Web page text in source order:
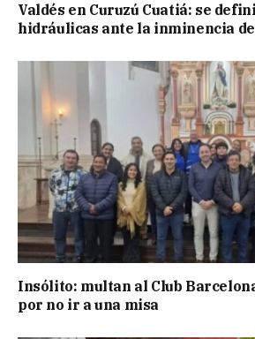
Valdés en Curuzú Cuatiá: se
hidráulicas ante la inminencia
Insólito: multan al Club
por no ir a una misa